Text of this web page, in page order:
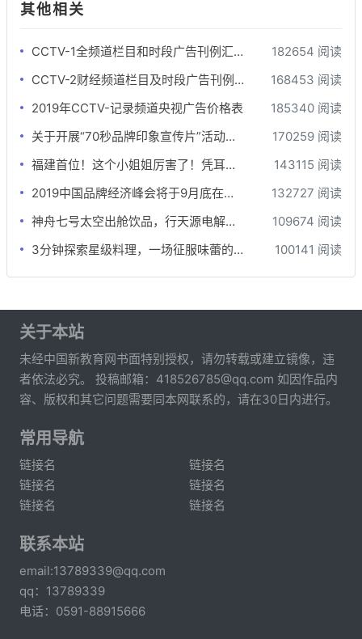
其他相关
CCTV-1全频道栏目和时段广告刊例汇总-最全版
182654 阅读
CCTV-2财经频道栏目及时段广告刊例-最全版
168453 阅读
2019年CCTV-记录频道央视广告价格表
185340 阅读
关于开展“70秒品牌印象宣传片”活动的函
170259 阅读
福建首位！这个小姐姐厉害了！凭耳朵为钢琴“治病”
143115 阅读
2019中国品牌经济峰会将于9月底在北京举办
132727 阅读
神舟七号太空出舱饮品，行天源电解质饮品开启招商
109674 阅读
3分钟探索星级料理，一场征服味蕾的极限挑战
100141 阅读
关于本站
未经中国新教育网书面特别授权，请勿转载或建立镜像，违
者依法必究。 投稿邮箱：418526785@qq.com 如因作品内
容、版权和其它问题需要同本网联系的，请在30日内进行。
常用导航
链接名
链接名
链接名
链接名
链接名
链接名
联系本站
email:13789339@qq.com
qq：13789339
电话：0591-88915666